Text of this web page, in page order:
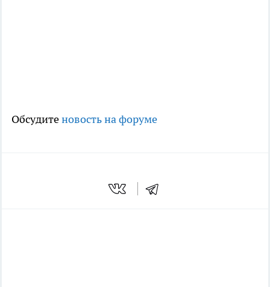
Обсудитеновость на форуме